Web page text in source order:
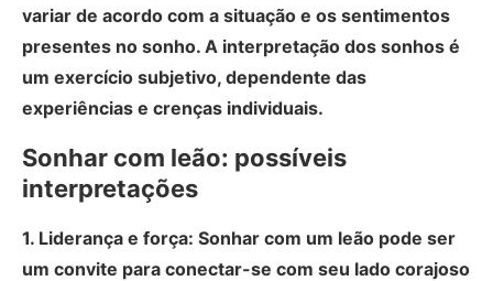
variar de acordo com a situação e os sentimentos
presentes no sonho. A interpretação dos sonhos é
um exercício subjetivo, dependente das
experiências e crenças individuais.
Sonhar com leão: possíveis
interpretações
1. Liderança e força: Sonhar com um leão pode ser
um convite para conectar-se com seu lado corajoso